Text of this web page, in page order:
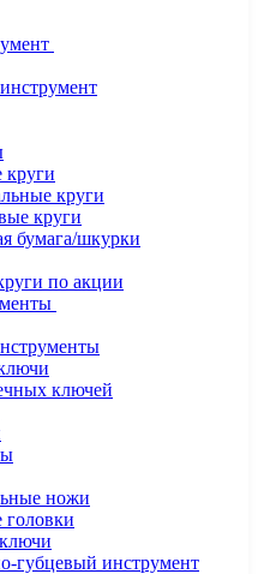
круги
круги
круги
бумага/шкурки
по акции
ключей
ножи
головки
губцевый инструмент